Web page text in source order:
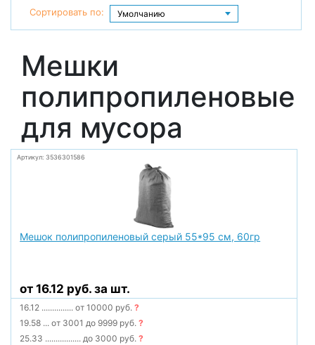
Сортировать по:
Мешки
полипропиленовые
для мусора
Артикул: 3536301586
Мешок полипропиленовый серый 55*95 см, 60гр
от 16.12 руб. за шт.
16.12 ............... от 10000 руб.?
19.58 ... от 3001 до 9999 руб.?
25.33 ................. до 3000 руб.?